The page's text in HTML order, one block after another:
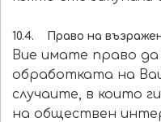
10.4. Право на
Вие имате право
обработката на
случаите, в които
на обществен